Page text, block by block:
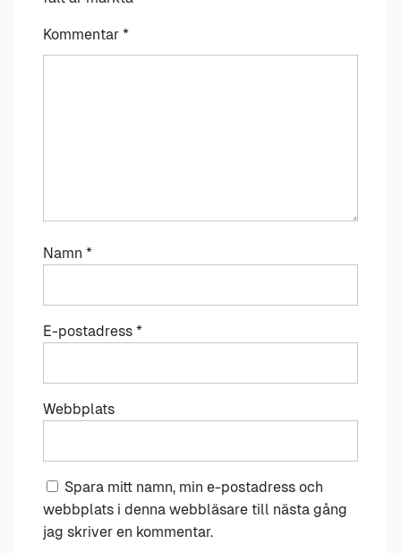
Kommentar *
Namn *
E-postadress *
Webbplats
Spara mitt namn, min e-postadress och
webbplats i denna webbläsare till nästa gång
jag skriver en kommentar.